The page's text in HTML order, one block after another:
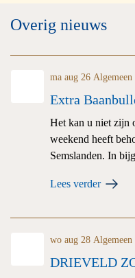
Overig nieuws
ma aug 26 Algemeen
Extra
Het kan u niet zijn
weekend heeft
Semslanden. In
Lees verder
wo aug 28 Algemeen
DRIEVELD